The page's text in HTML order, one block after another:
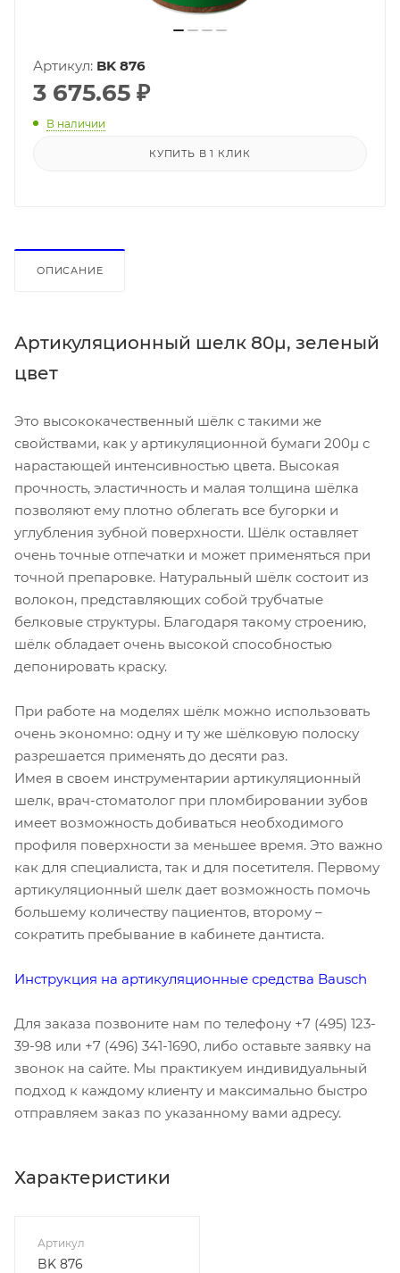
Артикул: BK 876
3 675.65 ₽
В наличии
КУПИТЬ В 1 КЛИК
ОПИСАНИЕ
Артикуляционный шелк 80µ, зеленый
цвет
Это высококачественный шёлк с такими же
свойствами, как у артикуляционной бумаги 200µ с
нарастающей интенсивностью цвета. Высокая
прочность, эластичность и малая толщина шёлка
позволяют ему плотно облегать все бугорки и
углубления зубной поверхности. Шёлк оставляет
очень точные отпечатки и может применяться при
точной препаровке. Натуральный шёлк состоит из
волокон, представляющих собой трубчатые
белковые структуры. Благодаря такому строению,
шёлк обладает очень высокой способностью
депонировать краску.
При работе на моделях шёлк можно использовать
очень экономно: одну и ту же шёлковую полоску
разрешается применять до десяти раз.
Имея в своем инструментарии артикуляционный
шелк, врач-стоматолог при пломбировании зубов
имеет возможность добиваться необходимого
профиля поверхности за меньшее время. Это важно
как для специалиста, так и для посетителя. Первому
артикуляционный шелк дает возможность помочь
большему количеству пациентов, второму –
сократить пребывание в кабинете дантиста.
Инструкция на артикуляционные средства Bausch
Для заказа позвоните нам по телефону +7 (495) 123-
39-98 или +7 (496) 341-1690, либо оставьте заявку на
звонок на сайте. Мы практикуем индивидуальный
подход к каждому клиенту и максимально быстро
отправляем заказ по указанному вами адресу.
Характеристики
Артикул
BK 876